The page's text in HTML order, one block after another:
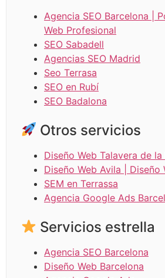
Agencia SEO Barcelona |
Web Profesional
SEO Sabadell
Agencias SEO Madrid
Seo Terrasa
SEO en Rubí
SEO Badalona
Otros servicios
Diseño Web Talavera de la
Diseño Web Avila | Diseño
SEM en Terrassa
Agencia Google Ads
Servicios estrella
Agencia SEO Barcelona
Diseño Web Barcelona